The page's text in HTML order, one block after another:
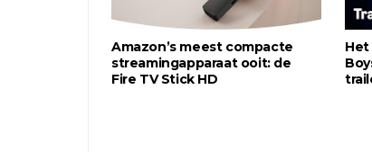
Amazon’s meest compacte
streamingapparaat ooit: de
Fire TV Stick HD
Het